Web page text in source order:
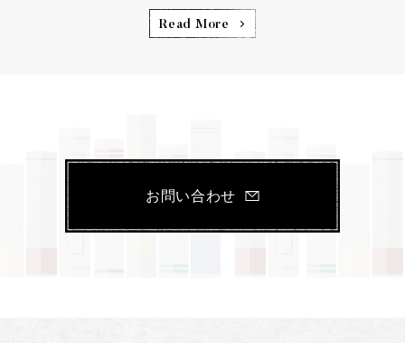
Read More
お問い合わせ